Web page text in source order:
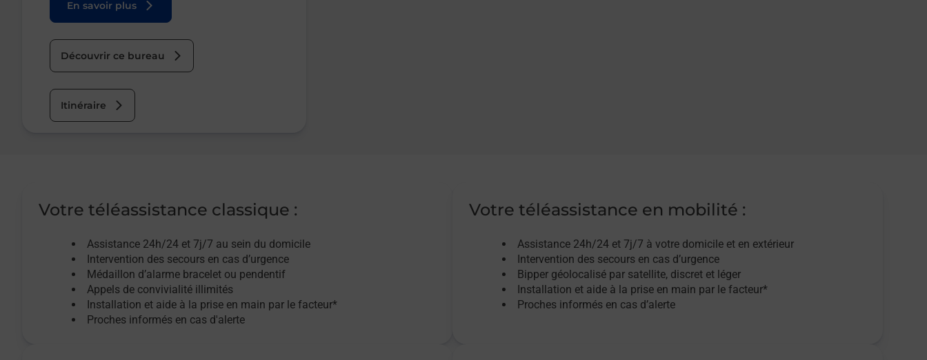
En savoir plus
Découvrir ce bureau
Itinéraire
Votre téléassistance classique :
Assistance 24h/24 et 7j/7 au sein du domicile
Intervention des secours en cas d’urgence
Médaillon d’alarme bracelet ou pendentif
Appels de convivialité illimités
Installation et aide à la prise en main par le facteur*
Proches informés en cas d'alerte
Votre téléassistance en mobilité :
Assistance 24h/24 et 7j/7 à votre domicile et en extérieur
Intervention des secours en cas d’urgence
Bipper géolocalisé par satellite, discret et léger
Installation et aide à la prise en main par le facteur*
Proches informés en cas d’alerte